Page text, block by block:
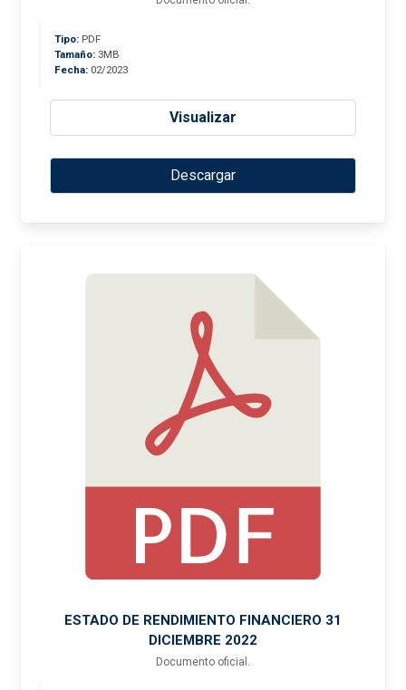
Tipo: PDF
Tamaño: 3MB
Fecha: 02/2023
Visualizar
Descargar
ESTADO DE RENDIMIENTO FINANCIERO 31
DICIEMBRE 2022
Documento oficial.